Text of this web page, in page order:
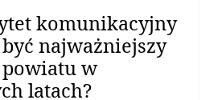
komunikacyjny
najważniejszy
powiatu w
latach?